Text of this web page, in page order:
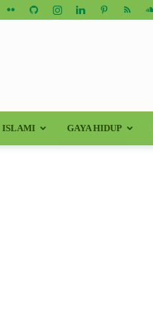
ISLAMI GAYA HIDUP